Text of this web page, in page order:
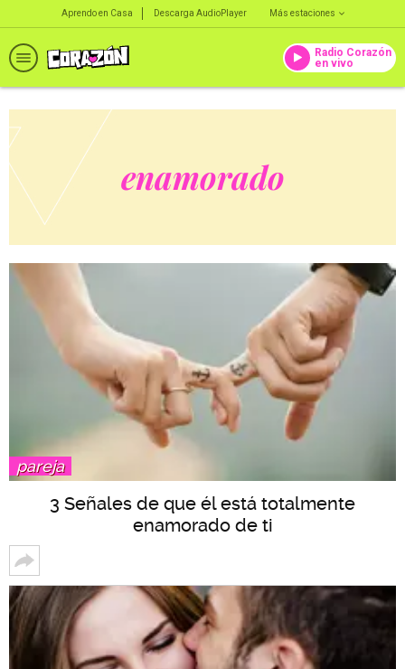
Aprendo en Casa Descarga AudioPlayer Más estaciones
Radio Corazón
en vivo
enamorado
pareja
3 Señales de que él está totalmente
enamorado de ti